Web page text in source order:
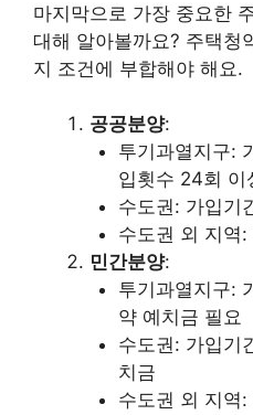
마지막으로 가장 중요한
대해 알아볼까요? 주택청
지 조건에 부합해야 해요.
공공분양:
투기과열지구:
입횟수 24회 이
수도권: 가입기
수도권 외 지역
민간분양:
투기과열지구:
약 예치금 필요
수도권: 가입기
치금
수도권 외 지역